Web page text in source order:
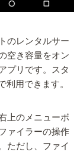
のレンタルサー
空き容量をオン
プリです。スタ
利用できます。
上のメニューボ
ァイラーの操作
ただし、ファイ